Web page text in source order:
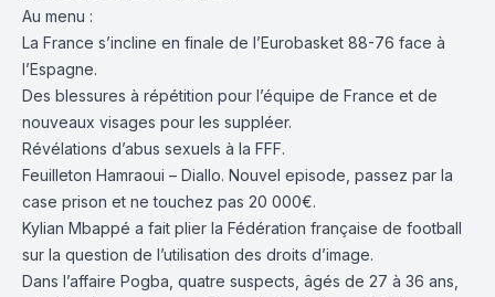
Au menu :
La France s’incline en finale de l’Eurobasket 88-76 face à
l’Espagne.
Des blessures à répétition pour l’équipe de France et de
nouveaux visages pour les suppléer.
Révélations d’abus sexuels à la FFF.
Feuilleton Hamraoui – Diallo. Nouvel episode, passez par la
case prison et ne touchez pas 20 000€.
Kylian Mbappé a fait plier la Fédération française de football
sur la question de l’utilisation des droits d’image.
Dans l’affaire Pogba, quatre suspects, âgés de 27 à 36 ans,